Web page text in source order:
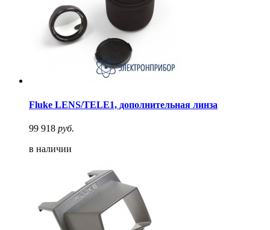
Fluke LENS/TELE1, дополнительная линза
99 918 руб.
в наличии